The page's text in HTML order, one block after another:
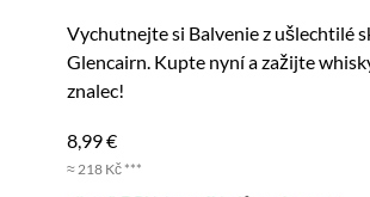
Vychutnejte si Balvenie z ušlechtilé
Glencairn. Kupte nyní a zažijte
znalec!
8,99 €
≈ 218 Kč ***